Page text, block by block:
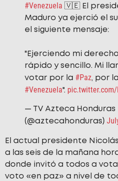
#Venezuela 🇻🇪 El
Maduro ya ejerció el
el siguiente mensaje:
"Ejerciendo mi
rápido y sencillo. Mi
votar por la #Paz, por
#Venezuela". pic.twitter.com/
— TV Azteca Honduras
(@aztecahonduras)
El actual presidente
a las seis de la mañana
donde invitó a todos a
voto «en paz» a nivel de